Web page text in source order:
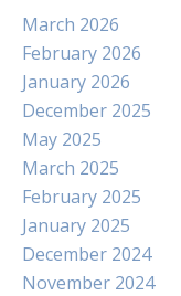
March 2026
February 2026
January 2026
December 2025
May 2025
March 2025
February 2025
January 2025
December 2024
November 2024